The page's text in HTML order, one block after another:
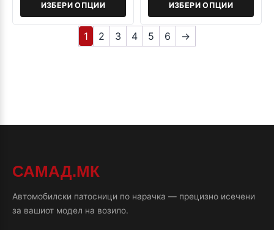
ИЗБЕРИ ОПЦИИ ИЗБЕРИ ОПЦИИ
1 2 3 4 5 6 →
САМАД.МК
Автомобилски патосници по нарачка — прецизно исечени
за вашиот модел на возило.